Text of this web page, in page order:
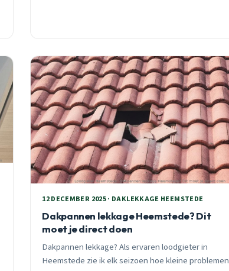
12 DECEMBER 2025 · DAKLEKKAGE HEEMSTEDE
Dakpannen lekkage Heemstede? Dit
moet je direct doen
Dakpannen lekkage? Als ervaren loodgieter in
Heemstede zie ik elk seizoen hoe kleine problemen